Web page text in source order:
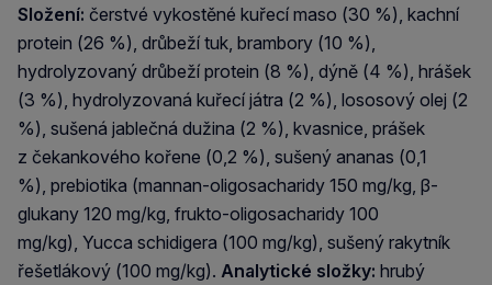
Složení: čerstvé vykostěné kuřecí maso (30 %), kachní
protein (26 %), drůbeží tuk, brambory (10 %),
hydrolyzovaný drůbeží protein (8 %), dýně (4 %), hrášek
(3 %), hydrolyzovaná kuřecí játra (2 %), lososový olej (2
%), sušená jablečná dužina (2 %), kvasnice, prášek
z čekankového kořene (0,2 %), sušený ananas (0,1
%), prebiotika (mannan-oligosacharidy 150 mg/kg, β-
glukany 120 mg/kg, frukto-oligosacharidy 100
mg/kg), Yucca schidigera (100 mg/kg), sušený rakytník
řešetlákový (100 mg/kg). Analytické složky: hrubý